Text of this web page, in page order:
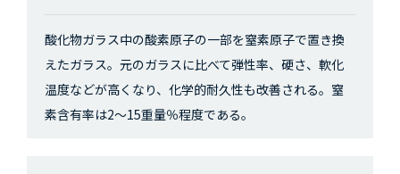
酸化物ガラス中の酸素原子の一部を窒素原子で置き換
えたガラス。元のガラスに比べて弾性率、硬さ、軟化
温度などが高くなり、化学的耐久性も改善される。窒
素含有率は2～15重量％程度である。